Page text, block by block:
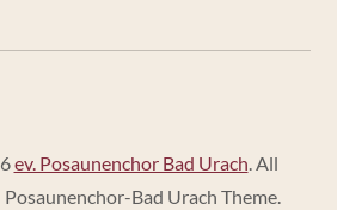
ev. Posaunenchor Bad Urach. All
Posaunenchor-Bad Urach Theme.